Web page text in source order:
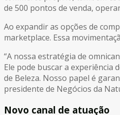
de 500 pontos de venda,
Ao expandir as opções de
marketplace. Essa
“A nossa estratégia de
Ele pode buscar a
de Beleza. Nosso papel é
presidente de Negócios da
Novo canal de atuação